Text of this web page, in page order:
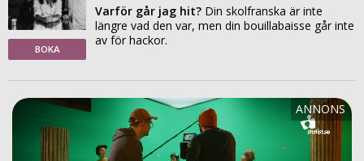
BOKA
Varför går jag hit? Din skolfranska är inte
längre vad den var, men din bouillabaisse går inte
av för hackor.